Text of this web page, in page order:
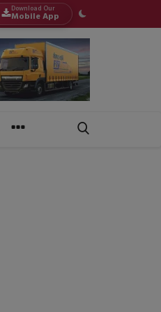
Download Our
Mobile App